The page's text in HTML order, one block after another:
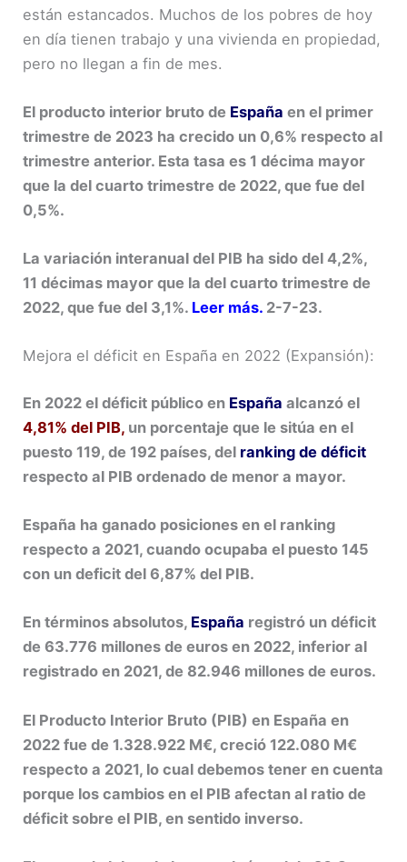
están estancados. Muchos de los pobres de hoy
en día tienen trabajo y una vivienda en propiedad,
pero no llegan a fin de mes.
El producto interior bruto de España en el primer
trimestre de 2023 ha crecido un 0,6% respecto al
trimestre anterior. Esta tasa es 1 décima mayor
que la del cuarto trimestre de 2022, que fue del
0,5%.
La variación interanual del PIB ha sido del 4,2%,
11 décimas mayor que la del cuarto trimestre de
2022, que fue del 3,1%. Leer más. 2-7-23.
Mejora el déficit en España en 2022 (Expansión):
En 2022 el déficit público en España alcanzó el
4,81% del PIB, un porcentaje que le sitúa en el
puesto 119, de 192 países, del ranking de déficit
respecto al PIB ordenado de menor a mayor.
España ha ganado posiciones en el ranking
respecto a 2021, cuando ocupaba el puesto 145
con un deficit del 6,87% del PIB.
En términos absolutos, España registró un déficit
de63.776 millones de euros en 2022, inferior al
registrado en 2021, de 82.946 millones de euros.
El Producto Interior Bruto (PIB) en España en
2022 fue de 1.328.922 M€, creció 122.080 M€
respecto a 2021, lo cual debemos tener en cuenta
porque los cambios en el PIB afectan al ratio de
déficit sobre el PIB, en sentido inverso.